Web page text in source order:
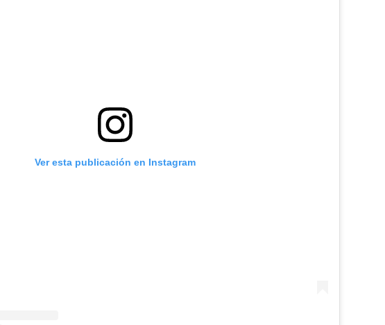
Ver esta publicación en Instagram